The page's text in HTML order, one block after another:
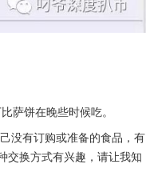
萨饼在晚些时候吃。
没有订购或准备的食品，有
交换方式有兴趣，请让我知